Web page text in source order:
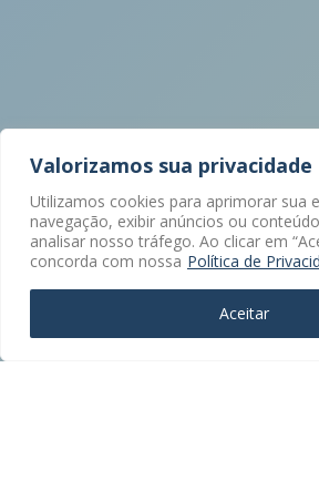
Valorizamos sua privacidade
Utilizamos cookies para aprimorar sua
navegação, exibir anúncios ou
analisar nosso tráfego. Ao clicar em
concorda com nossa Política de
Aceitar